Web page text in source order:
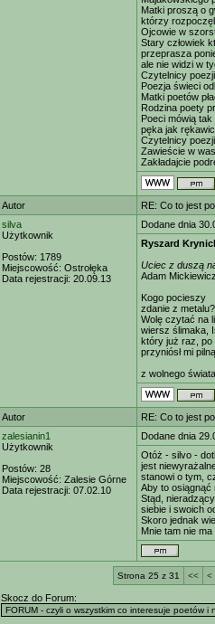
Matki proszą o
którzy
Ojcowie w
Stary człowiek
przeprasza
ale nie widzi w
Czytelnicy
Poezja świeci
Matki poetów
Rodzina poety
Poeci mówią
pęka jak
Czytelnicy
Zawieście w
Zakładajcie
Autor
RE: Co to jest
silva
Użytkownik
Postów: 1789
Miejscowość: Ostrołęka
Data rejestracji: 20.09.13
Dodane dnia
Ryszard
Uciec z duszą
Adam
Kogo pocieszy
zdanie z metalu?
Wolę czytać na
wiersz ślimaka,
który już raz, po
przyniósł mi
z wolnego
Autor
RE: Co to jest
zalesianin1
Użytkownik
Postów: 28
Miejscowość: Zalesie Górne
Data rejestracji: 07.02.10
Dodane dnia
Otóż - silvo -
jest
stanowi o tym,
Aby to osiągnąć
Stąd,
siebie i swoich
Skoro jednak
Mnie tam nie
Strona 25 z 31 << <
Skocz do Forum: